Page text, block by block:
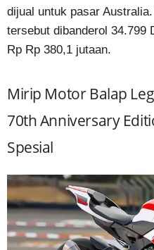
dijual untuk pasar
tersebut dibanderol 34.799
Rp Rp 380,1 jutaan.
Mirip Motor Balap
70th Anniversary
Spesial